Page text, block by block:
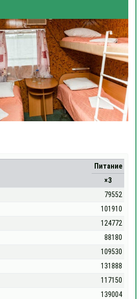
Питание
×3
79552
101910
124772
88180
109530
131888
117150
139004